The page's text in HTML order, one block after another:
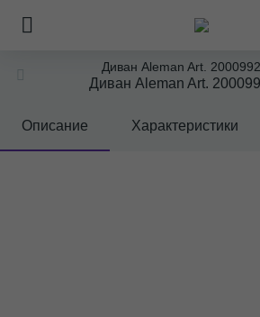
Диван Aleman Art.
Диван Aleman Art.
Описание Характеристики